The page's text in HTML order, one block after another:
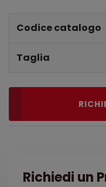
Codice catalogo
Taglia
Richiedi un